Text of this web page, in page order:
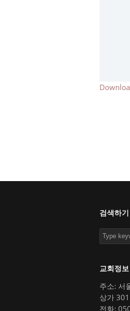
검색하기
교회정보
주소: 서
상가
전화: